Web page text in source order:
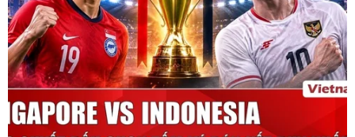
trở lại nơi đã thiết lập ra ADMM+, để tiếp tục
chung tay củng cố các cơ chế hợp tác quốc
phòng-quân sự; xây dựng một Cộng đồng
ASEAN gắn kết và có khả năng chủ động thích
ứng với các yếu tố tác động bên ngoài, đúng
như tinh thần Chủ đề của Năm ASEAN 2020